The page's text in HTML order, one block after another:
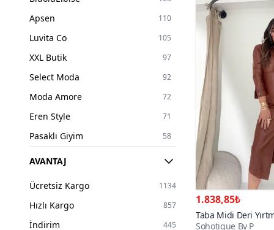
4XL
42 379
44 295
46 230
48 192
50 170
Apsen 110
Luvita Co 105
XXL Butik 97
Select Moda 92
Moda Amore 72
Eren Style 71
Pasaklı Giyim 58
Viskali
AVANTAJ
Ücretsiz Kargo 1134
Hızlı Kargo 857
İndirim 445
1.838,85₺
Taba Midi Deri
Detay Elbise
Sohotique By P